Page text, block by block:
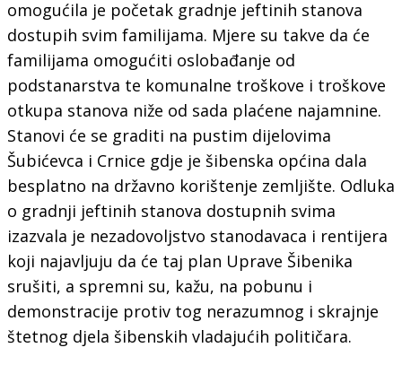
omogućila je početak gradnje jeftinih stanova
dostupih svim familijama. Mjere su takve da će
familijama omogućiti oslobađanje od
podstanarstva te komunalne troškove i troškove
otkupa stanova niže od sada plaćene najamnine.
Stanovi će se graditi na pustim dijelovima
Šubićevca i Crnice gdje je šibenska općina dala
besplatno na državno korištenje zemljište. Odluka
o gradnji jeftinih stanova dostupnih svima
izazvala je nezadovoljstvo stanodavaca i rentijera
koji najavljuju da će taj plan Uprave Šibenika
srušiti, a spremni su, kažu, na pobunu i
demonstracije protiv tog nerazumnog i skrajnje
štetnog djela šibenskih vladajućih političara.